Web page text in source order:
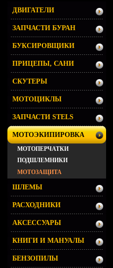
ДВИГАТЕЛИ
ЗАПЧАСТИ БУРАН
БУКСИРОВЩИКИ
ПРИЦЕПЫ, САНИ
СКУТЕРЫ
МОТОЦИКЛЫ
ЗАПЧАСТИ STELS
МОТОЭКИПИРОВКА
МОТОПЕРЧАТКИ
ПОДШЛЕМНИКИ
МОТОЗАЩИТА
ШЛЕМЫ
РАСХОДНИКИ
АКСЕССУАРЫ
КНИГИ И МАНУАЛЫ
БЕНЗОПИЛЫ